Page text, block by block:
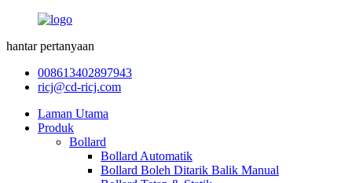
hantar pertanyaan
008613402897943
ricj@cd-ricj.com
Laman Utama
Produk
Bollard
Bollard Automatik
Bollard Boleh Ditarik Balik Manual